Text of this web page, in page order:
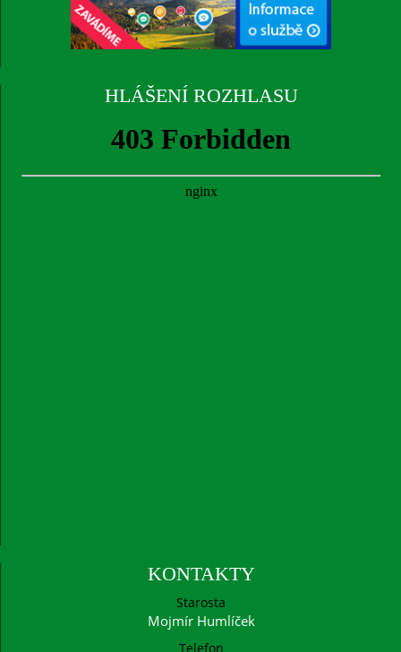
HLÁŠENÍ ROZHLASU
KONTAKTY
Starosta
Mojmír Humlíček
Telefon